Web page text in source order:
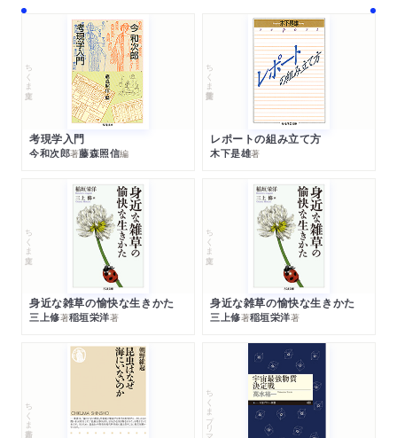
ちくま文庫
考現学入門
今和次郎著藤森照信編
ちくま学芸文庫
レポートの組み立て方
木下是雄著
ちくま文庫
身近な雑草の愉快な生きかた
三上修著稲垣栄洋著
ちくま文庫
身近な雑草の愉快な生きかた
三上修著稲垣栄洋著
ちくま新書 ちくまプリマー新書